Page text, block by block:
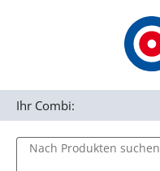
Zur Navigation springen
Nach Produkten suchen
Ihr Combi: